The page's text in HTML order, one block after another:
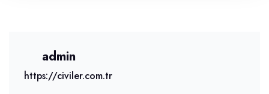
admin
https://civiler.com.tr